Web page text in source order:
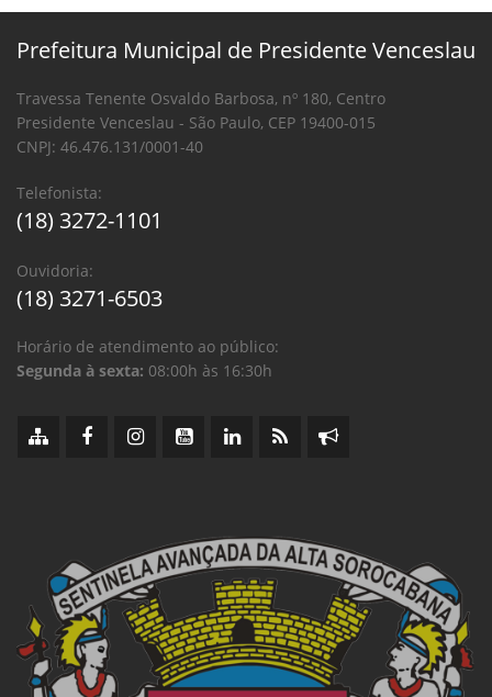
Prefeitura Municipal de Presidente Venceslau
Travessa Tenente Osvaldo Barbosa, nº 180, Centro
Presidente Venceslau - São Paulo, CEP 19400-015
CNPJ: 46.476.131/0001-40
Telefonista:
(18) 3272-1101
Ouvidoria:
(18) 3271-6503
Horário de atendimento ao público:
Segunda à sexta: 08:00h às 16:30h